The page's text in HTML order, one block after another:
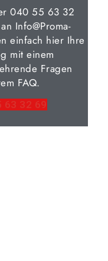
040 55 63 32
Info@Proma-
einfach hier Ihre
mit einem
Fragen
FAQ.
63 32 69